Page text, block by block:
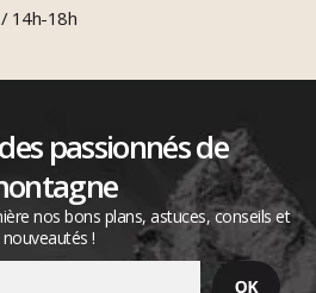
14h-18h
passionnés de
nos bons plans, astuces, conseils et
nouveautés !